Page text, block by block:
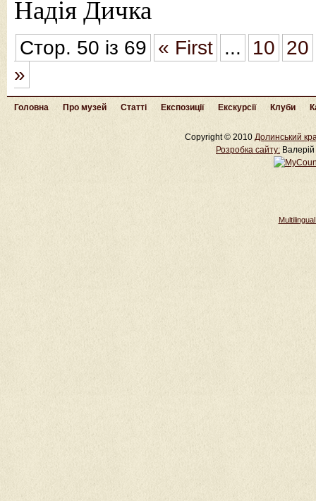
Надія Дичка
Стор. 50 із 69 « First ... 10 20
»
Головна Про музей Статті Експозиції Екскурсії Клуби
Copyright © 2010 Долинський
Розробка cайту: